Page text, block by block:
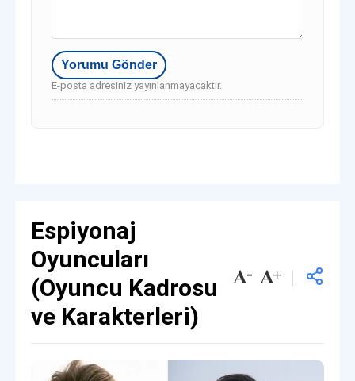
E-posta adresiniz yayınlanmayacaktır.
Espiyonaj
Oyuncuları
(Oyuncu Kadrosu
ve Karakterleri)